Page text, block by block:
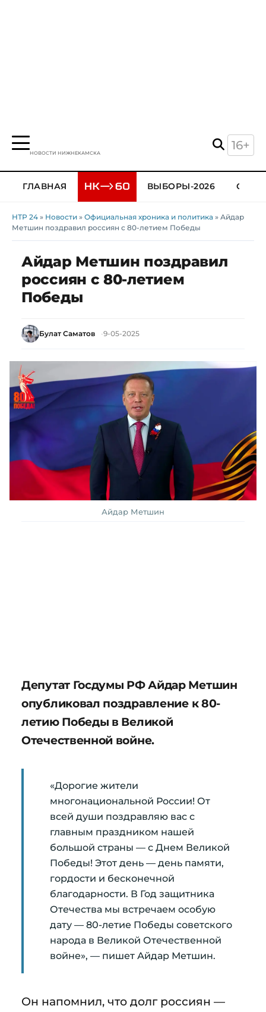
НОВОСТИ НИЖНЕКАМСКА
16+
ГЛАВНАЯ ВЫБОРЫ-2026
НТР 24 » Новости » Официальная хроника и политика » Айдар
Метшин поздравил россиян с 80-летием Победы
Айдар Метшин поздравил
россиян с 80-летием
Победы
Булат Саматов 9-05-2025
Айдар Метшин
Депутат Госдумы РФ Айдар Метшин
опубликовал поздравление к 80-
летию Победы в Великой
Отечественной войне.
«Дорогие жители
многонациональной России! От
всей души поздравляю вас с
главным праздником нашей
большой страны — с Днем Великой
Победы! Этот день — день памяти,
гордости и бесконечной
благодарности. В Год защитника
Отечества мы встречаем особую
дату — 80-летие Победы советского
народа в Великой Отечественной
войне», — пишет Айдар Метшин.
Он напомнил, что долг россиян —